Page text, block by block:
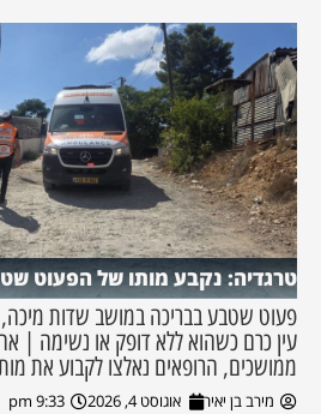
טרגדיה: נקבע מותו של הפעוט
פעוט שטבע בבריכה במושב שדות
עין כרם כשהוא ללא דופק או נשימה |
ממושכים, הרופאים נאלצו לקבוע את
מירב בן יאיר אוגוסט 4, 2026 9:33 pm